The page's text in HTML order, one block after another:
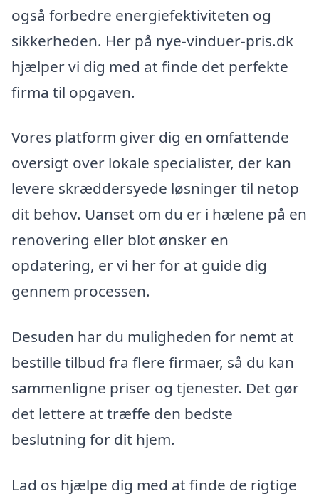
også forbedre energiefektiviteten og
sikkerheden. Her på nye-vinduer-pris.dk
hjælper vi dig med at finde det perfekte
firma til opgaven.
Vores platform giver dig en omfattende
oversigt over lokale specialister, der kan
levere skræddersyede løsninger til netop
dit behov. Uanset om du er i hælene på en
renovering eller blot ønsker en
opdatering, er vi her for at guide dig
gennem processen.
Desuden har du muligheden for nemt at
bestille tilbud fra flere firmaer, så du kan
sammenligne priser og tjenester. Det gør
det lettere at træffe den bedste
beslutning for dit hjem.
Lad os hjælpe dig med at finde de rigtige